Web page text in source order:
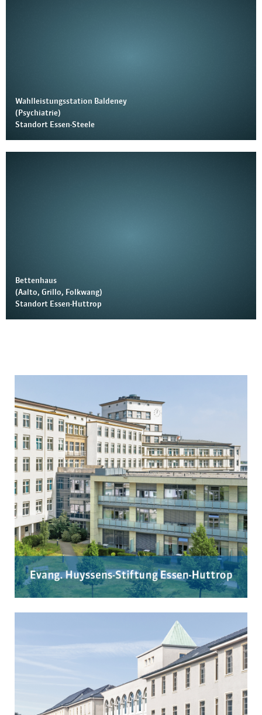
Wahlleistungsstation Baldeney
(Psychiatrie)
Standort Essen-Steele
Bettenhaus
(Aalto, Grillo, Folkwang)
Standort Essen-Huttrop